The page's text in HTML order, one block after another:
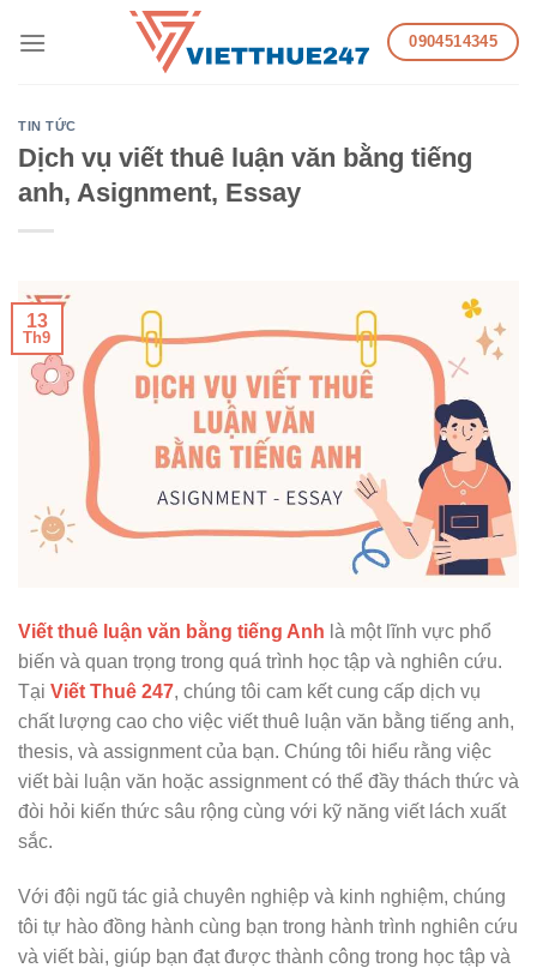
0904514345
TIN TỨC
Dịch vụ viết thuê luận văn bằng tiếng
anh, Asignment, Essay
13
Th9
Viết thuê luận văn bằng tiếng Anh là một lĩnh vực phổ
biến và quan trọng trong quá trình học tập và nghiên cứu.
Tại Viết Thuê 247, chúng tôi cam kết cung cấp dịch vụ
chất lượng cao cho việc viết thuê luận văn bằng tiếng anh,
thesis, và assignment của bạn. Chúng tôi hiểu rằng việc
viết bài luận văn hoặc assignment có thể đầy thách thức và
đòi hỏi kiến thức sâu rộng cùng với kỹ năng viết lách xuất
sắc.
Với đội ngũ tác giả chuyên nghiệp và kinh nghiệm, chúng
tôi tự hào đồng hành cùng bạn trong hành trình nghiên cứu
và viết bài, giúp bạn đạt được thành công trong học tập và